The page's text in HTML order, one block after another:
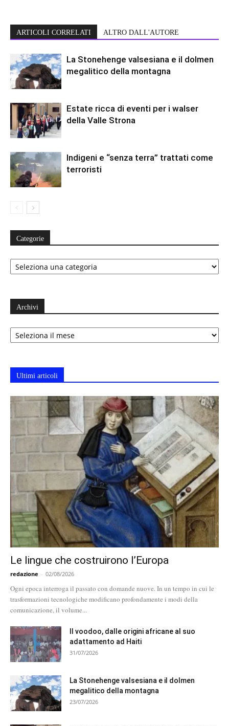
ARTICOLI CORRELATI ALTRO DALL'AUTORE
La Stonehenge valsesiana e il dolmen
megalitico della montagna
Estate ricca di eventi per i walser
della Valle Strona
Indigeni e “senza terra” trattati come
terroristi
Categorie
Categorie
Archivi
Archivi
Ultimi articoli
Le lingue che costruirono l’Europa
redazione - 02/08/2026
Ogni epoca interroga il passato con domande nuove. In un tempo in cui le
trasformazioni tecnologiche modificano profondamente i modi della
comunicazione, il volume...
Il voodoo, dalle origini africane al suo
adattamento ad Haiti
31/07/2026
La Stonehenge valsesiana e il dolmen
megalitico della montagna
23/07/2026